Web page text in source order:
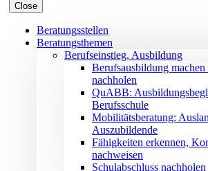
Close
Beratungsstellen
Beratungsthemen
Berufseinstieg, Ausbildung
Berufsausbildung
nachholen
QuABB:
Berufsschule
Mobilitätsberatung:
Auszubildende
Fähigkeiten erkennen,
nachweisen
Schulabschluss nachholen